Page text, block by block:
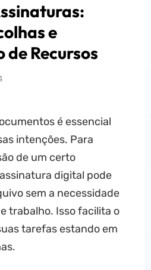
e
Recursos
é essencial
intenções. Para
de um certo
digital pode
sem a necessidade
trabalho. Isso facilita o
tarefas estando em